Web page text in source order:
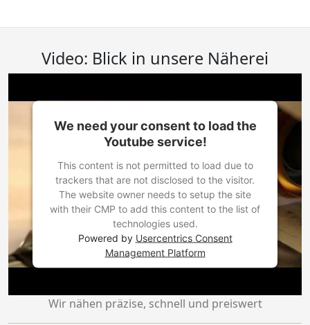
Video: Blick in unsere Näherei
We need your consent to load the
Youtube service!
This content is not permitted to load due to
trackers that are not disclosed to the visitor.
The website owner needs to setup the site
with their CMP to add this content to the list of
technologies used.
Powered by Usercentrics Consent
Management Platform
Wir nähen präzise, schnell und preiswert